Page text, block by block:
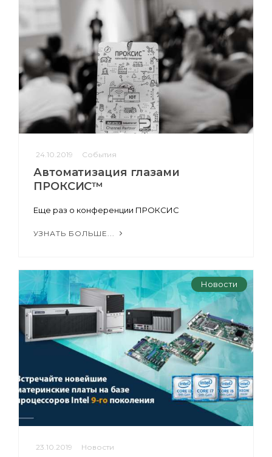
24.10.2019 События
Автоматизация глазами
ПРОКСИС™
Еще раз о конференции ПРОКСИС
УЗНАТЬ БОЛЬШЕ...
Новости
23.10.2019 Новости